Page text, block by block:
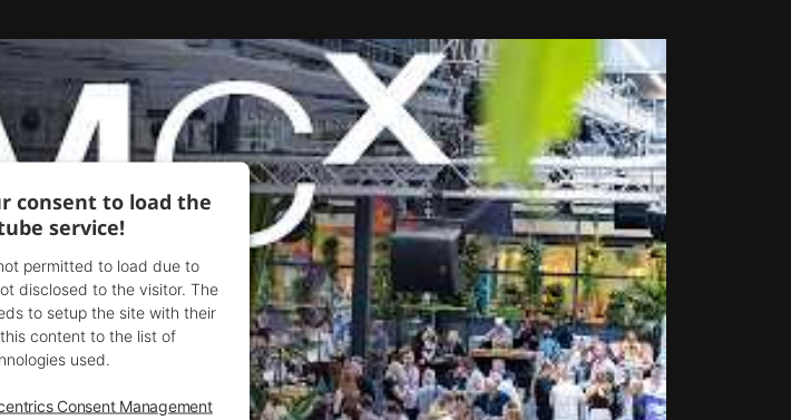
consent to load the
service!
permitted to load due to
disclosed to the visitor. The
to setup the site with their
content to the list of
used.
Consent Management